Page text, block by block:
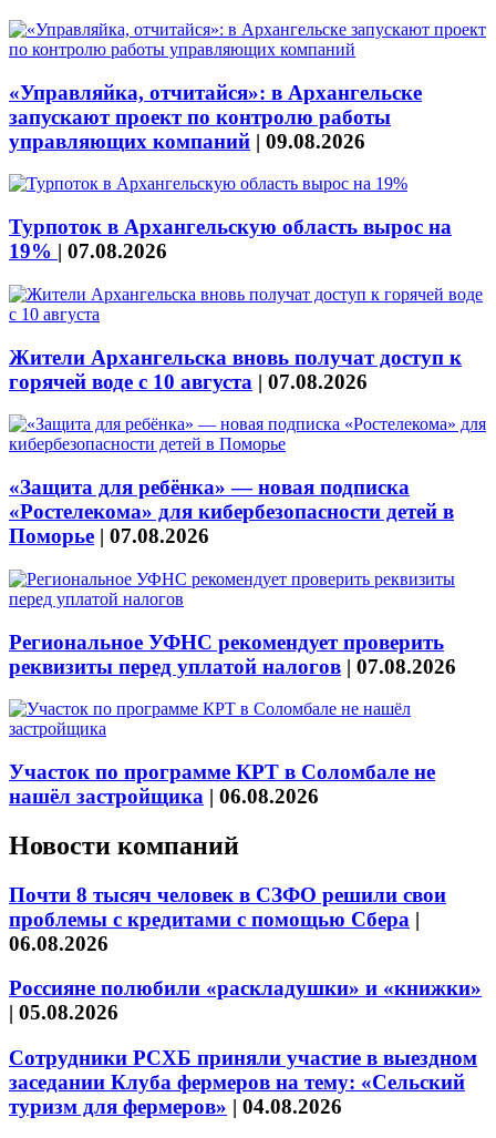
«Управляйка, отчитайся»: в Архангельске
запускают проект по контролю работы
управляющих компаний | 09.08.2026
Турпоток в Архангельскую область вырос на
19% | 07.08.2026
Жители Архангельска вновь получат доступ к
горячей воде с 10 августа | 07.08.2026
«Защита для ребёнка» — новая подписка
«Ростелекома» для кибербезопасности детей в
Поморье | 07.08.2026
Региональное УФНС рекомендует проверить
реквизиты перед уплатой налогов | 07.08.2026
Участок по программе КРТ в Соломбале не
нашёл застройщика | 06.08.2026
Новости компаний
Почти 8 тысяч человек в СЗФО решили свои
проблемы с кредитами с помощью Сбера |
06.08.2026
Россияне полюбили «раскладушки» и «книжки»
| 05.08.2026
Сотрудники РСХБ приняли участие в выездном
заседании Клуба фермеров на тему: «Сельский
туризм для фермеров» | 04.08.2026